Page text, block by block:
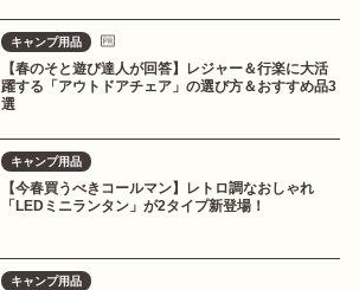
キャンプ用品
【春のそと遊び達人が回答】レジャー＆行楽に大活
躍する「アウトドアチェア」の選び方＆おすすめ品3
選
キャンプ用品
【今春買うべきコールマン】レトロ調なおしゃれ
「LEDミニランタン」が2タイプ新登場！
キャンプ用品